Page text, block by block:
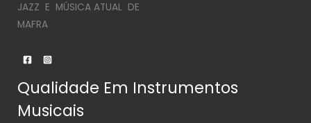
JAZZ E MÚSICA ATUAL DE
MAFRA
Qualidade Em Instrumentos
Musicais